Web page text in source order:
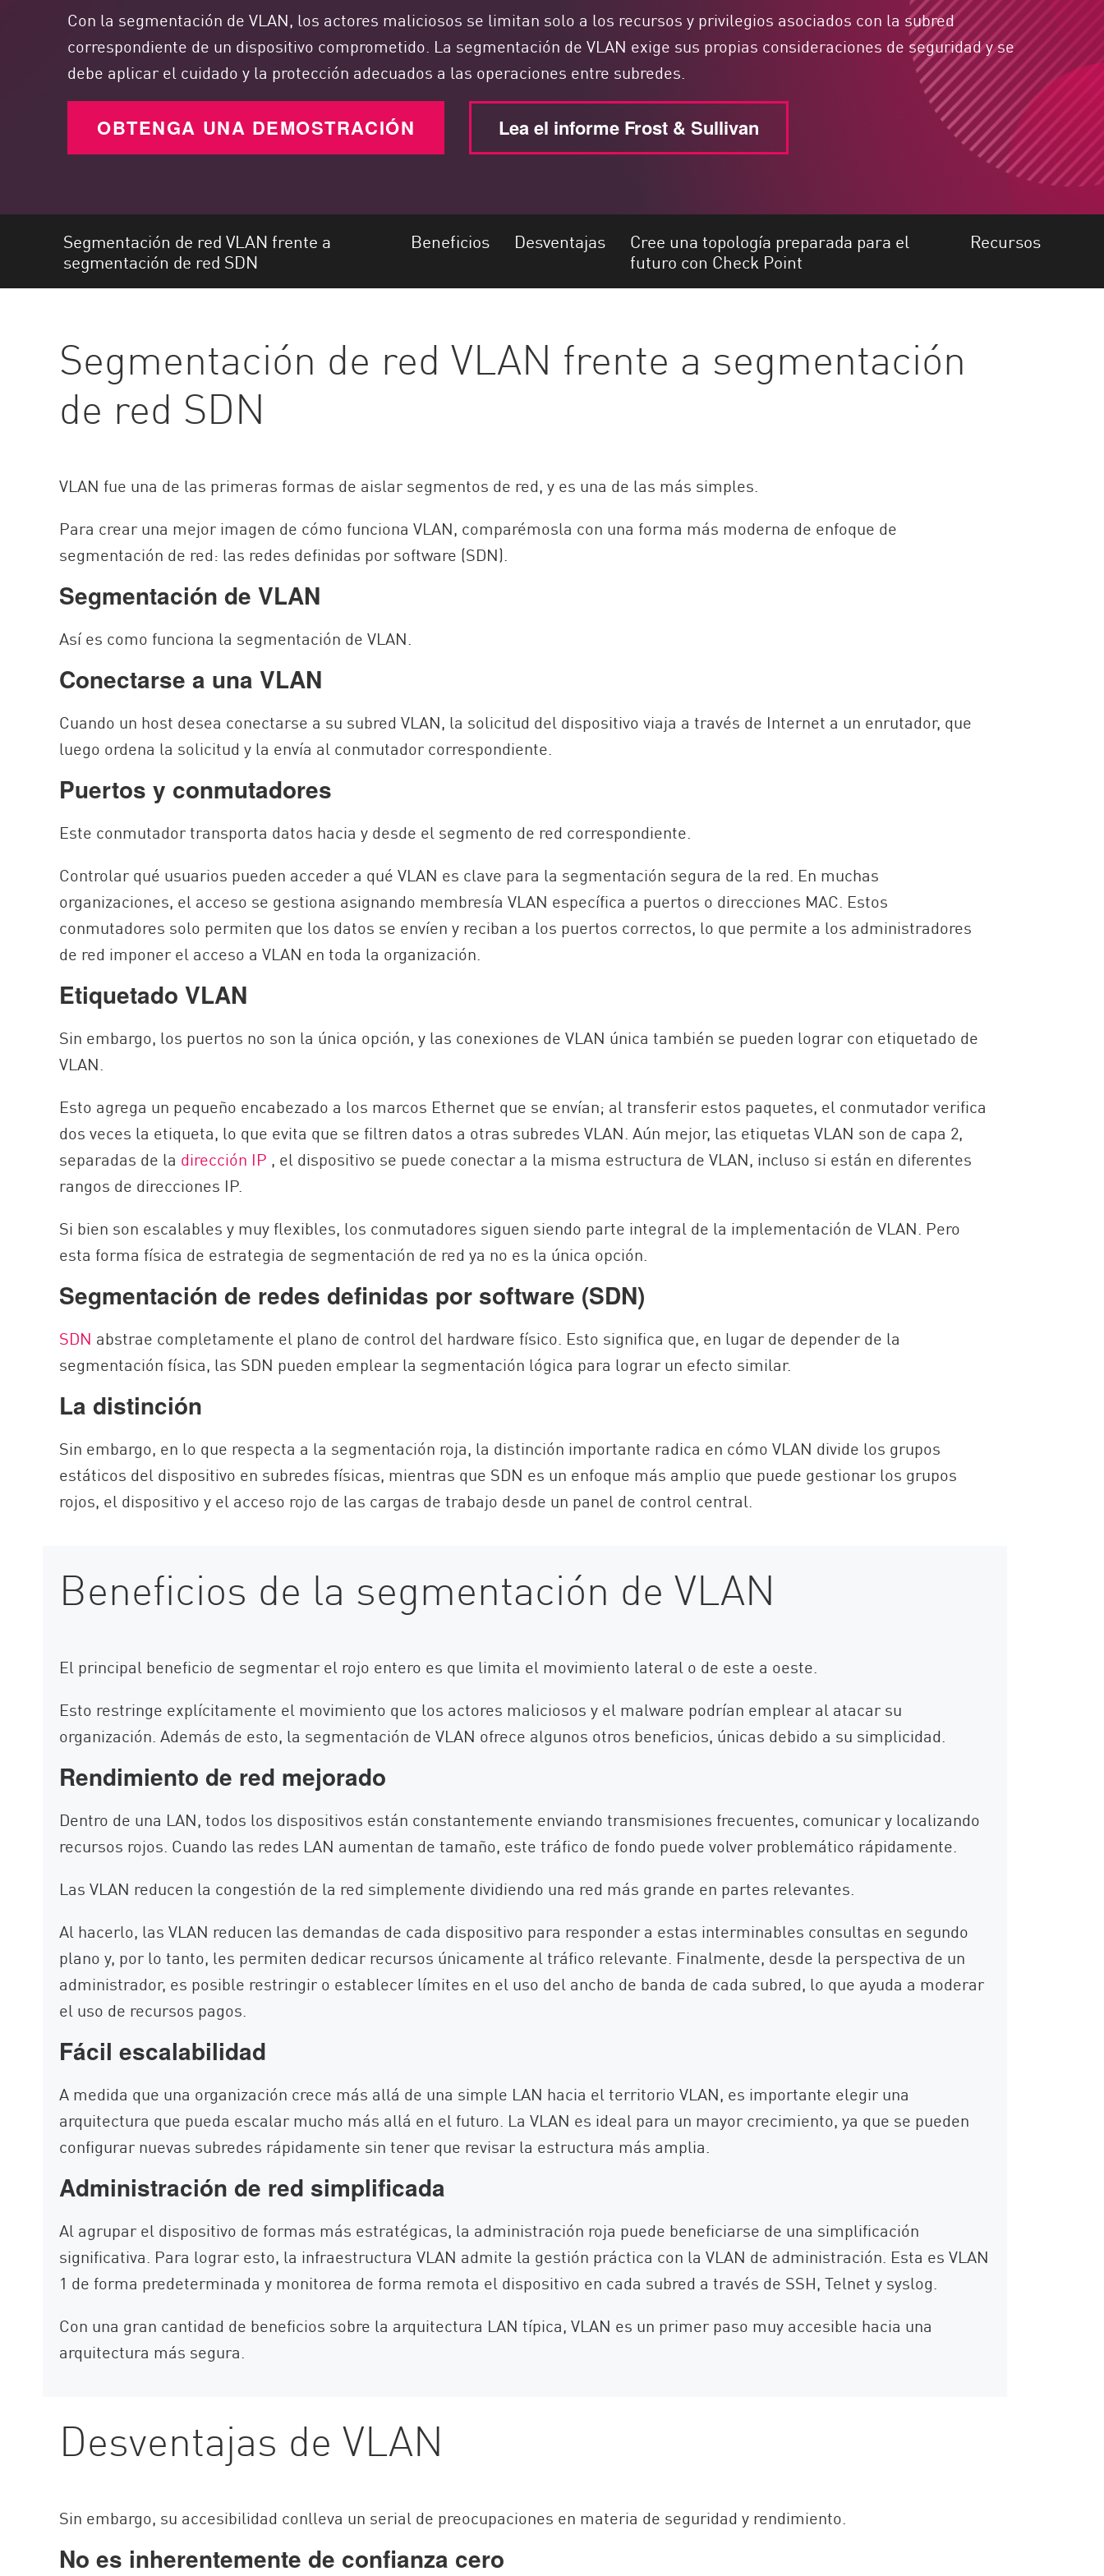
SaaS
Inteligencia sobre amenazas
Remediación segura
IA de ThreatCloud
AI Red Teaming
AI Agent Security
Ver productos de la A a la Z
Con la segmentación de VLAN, los actores maliciosos se limitan solo a los recursos y privilegios asociados con la subred
correspondiente de un dispositivo comprometido. La segmentación de VLAN exige sus propias consideraciones de seguridad y se
debe aplicar el cuidado y la protección adecuados a las operaciones entre subredes.
OBTENGA UNA DEMOSTRACIÓN Lea el informe Frost & Sullivan
Segmentación de red VLAN frente a
segmentación de red SDN
Beneficios Desventajas
Cree una topología preparada para el
futuro con Check Point
Recursos
Segmentación de red VLAN frente a segmentación
de red SDN
VLAN fue una de las primeras formas de aislar segmentos de red, y es una de las más simples.
Para crear una mejor imagen de cómo funciona VLAN, comparémosla con una forma más moderna de enfoque de
segmentación de red: las redes definidas por software (SDN).
Segmentación de VLAN
Así es como funciona la segmentación de VLAN.
Conectarse a una VLAN
Cuando un host desea conectarse a su subred VLAN, la solicitud del dispositivo viaja a través de Internet a un enrutador, que
luego ordena la solicitud y la envía al conmutador correspondiente.
Puertos y conmutadores
Este conmutador transporta datos hacia y desde el segmento de red correspondiente.
Controlar qué usuarios pueden acceder a qué VLAN es clave para la segmentación segura de la red. En muchas
organizaciones, el acceso se gestiona asignando membresía VLAN específica a puertos o direcciones MAC. Estos
conmutadores solo permiten que los datos se envíen y reciban a los puertos correctos, lo que permite a los administradores
de red imponer el acceso a VLAN en toda la organización.
Etiquetado VLAN
Sin embargo, los puertos no son la única opción, y las conexiones de VLAN única también se pueden lograr con etiquetado de
VLAN.
Esto agrega un pequeño encabezado a los marcos Ethernet que se envían; al transferir estos paquetes, el conmutador verifica
dos veces la etiqueta, lo que evita que se filtren datos a otras subredes VLAN. Aún mejor, las etiquetas VLAN son de capa 2,
separadas de la dirección IP , el dispositivo se puede conectar a la misma estructura de VLAN, incluso si están en diferentes
rangos de direcciones IP.
Si bien son escalables y muy flexibles, los conmutadores siguen siendo parte integral de la implementación de VLAN. Pero
esta forma física de estrategia de segmentación de red ya no es la única opción.
Segmentación de redes definidas por software (SDN)
SDN abstrae completamente el plano de control del hardware físico. Esto significa que, en lugar de depender de la
segmentación física, las SDN pueden emplear la segmentación lógica para lograr un efecto similar.
La distinción
Sin embargo, en lo que respecta a la segmentación roja, la distinción importante radica en cómo VLAN divide los grupos
estáticos del dispositivo en subredes físicas, mientras que SDN es un enfoque más amplio que puede gestionar los grupos
rojos, el dispositivo y el acceso rojo de las cargas de trabajo desde un panel de control central.
Beneficios de la segmentación de VLAN
El principal beneficio de segmentar el rojo entero es que limita el movimiento lateral o de este a oeste.
Esto restringe explícitamente el movimiento que los actores maliciosos y el malware podrían emplear al atacar su
organización. Además de esto, la segmentación de VLAN ofrece algunos otros beneficios, únicas debido a su simplicidad.
Rendimiento de red mejorado
Dentro de una LAN, todos los dispositivos están constantemente enviando transmisiones frecuentes, comunicar y localizando
recursos rojos. Cuando las redes LAN aumentan de tamaño, este tráfico de fondo puede volver problemático rápidamente.
Las VLAN reducen la congestión de la red simplemente dividiendo una red más grande en partes relevantes.
Al hacerlo, las VLAN reducen las demandas de cada dispositivo para responder a estas interminables consultas en segundo
plano y, por lo tanto, les permiten dedicar recursos únicamente al tráfico relevante. Finalmente, desde la perspectiva de un
administrador, es posible restringir o establecer límites en el uso del ancho de banda de cada subred, lo que ayuda a moderar
el uso de recursos pagos.
Fácil escalabilidad
A medida que una organización crece más allá de una simple LAN hacia el territorio VLAN, es importante elegir una
arquitectura que pueda escalar mucho más allá en el futuro. La VLAN es ideal para un mayor crecimiento, ya que se pueden
configurar nuevas subredes rápidamente sin tener que revisar la estructura más amplia.
Administración de red simplificada
Al agrupar el dispositivo de formas más estratégicas, la administración roja puede beneficiarse de una simplificación
significativa. Para lograr esto, la infraestructura VLAN admite la gestión práctica con la VLAN de administración. Esta es VLAN
1 de forma predeterminada y monitorea de forma remota el dispositivo en cada subred a través de SSH, Telnet y syslog.
Con una gran cantidad de beneficios sobre la arquitectura LAN típica, VLAN es un primer paso muy accesible hacia una
arquitectura más segura.
Desventajas de VLAN
Sin embargo, su accesibilidad conlleva un serial de preocupaciones en materia de seguridad y rendimiento.
No es inherentemente de confianza cero